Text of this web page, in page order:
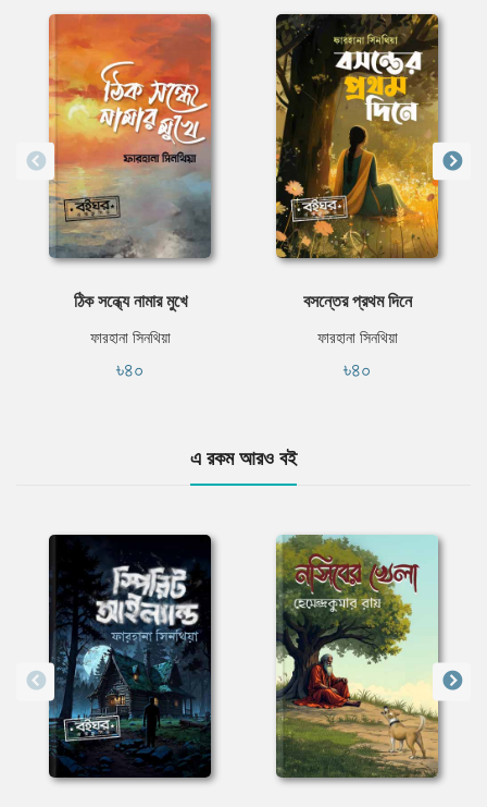
ঠিক সন্ধ্যে নামার মুখে
ফারহানা সিনথিয়া
৳৪০
বসন্তের প্রথম দিনে
ফারহানা সিনথিয়া
৳৪০
এ রকম আরও বই